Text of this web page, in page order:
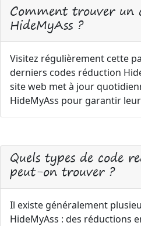
Comment trouver un
HideMyAss ?
Visitez régulièrement cette
derniers codes réduction
site web met à jour
HideMyAss pour garantir
Quels types de code
peut-on trouver ?
Il existe généralement
HideMyAss : des réductions